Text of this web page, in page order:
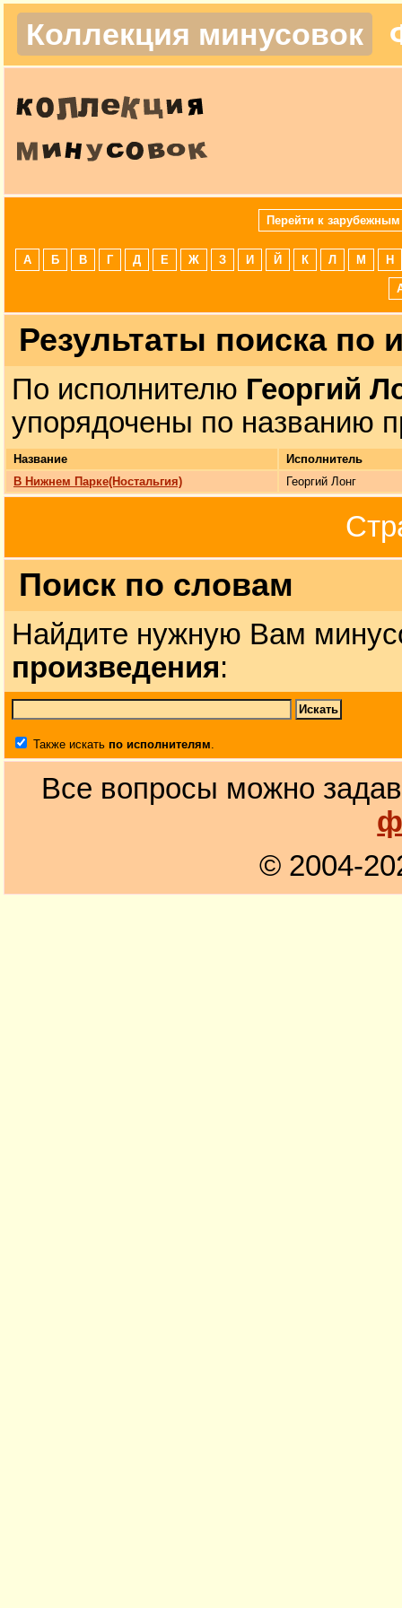
Коллекция минусовок
Перейти к зарубежным
А Б В Г Д Е Ж З И Й К Л М Н
Результаты поиска по
По исполнителю Георгий
упорядочены по названию
Название
Исполнитель
В Нижнем Парке(Ностальгия)
Георгий Лонг
Поиск по словам
Найдите нужную Вам
произведения:
Также искать по исполнителям.
Все вопросы можно
© 2004-